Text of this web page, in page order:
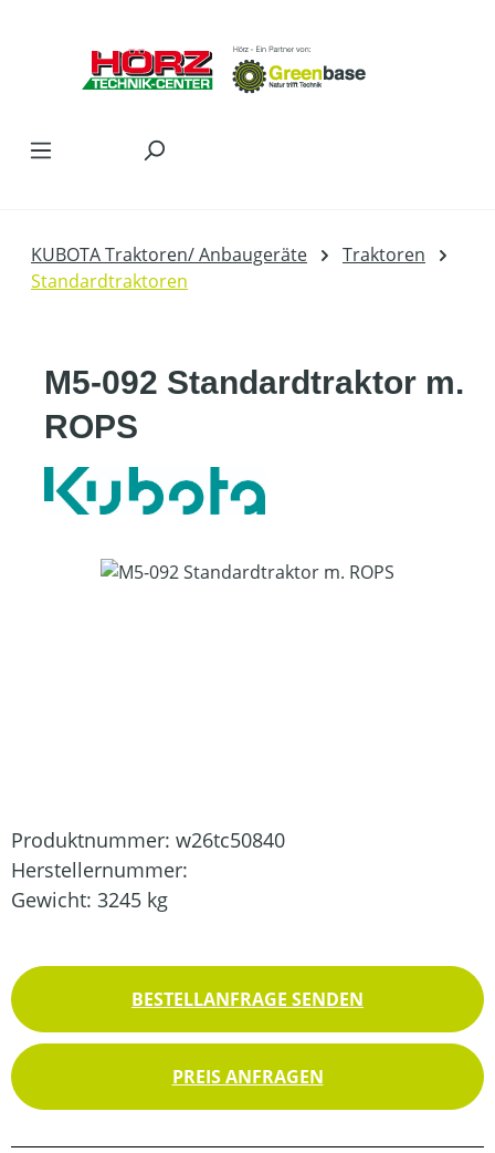
KUBOTA Traktoren/ Anbaugeräte
Traktoren
Standardtraktoren
M5-092 Standardtraktor m.
ROPS
Bildergalerie überspringen
Produktnummer: w26tc50840
Herstellernummer:
Gewicht: 3245 kg
BESTELLANFRAGE SENDEN
PREIS ANFRAGEN